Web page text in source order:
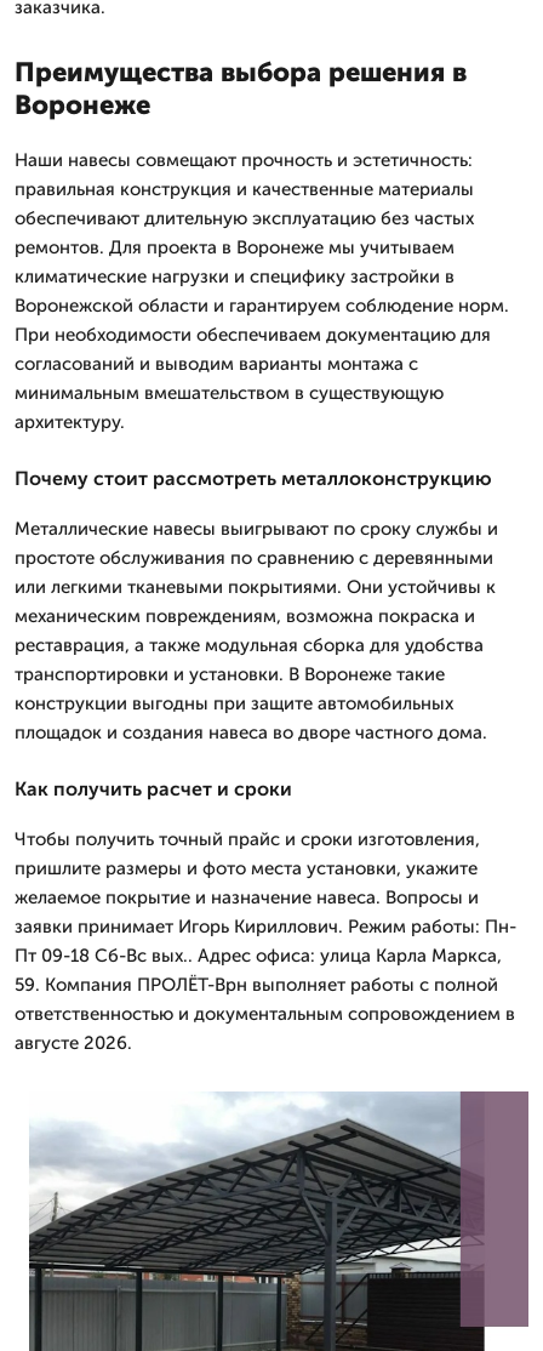
заказчика.
Преимущества выбора решения в
Воронеже
Наши навесы совмещают прочность и эстетичность:
правильная конструкция и качественные материалы
обеспечивают длительную эксплуатацию без частых
ремонтов. Для проекта в Воронеже мы учитываем
климатические нагрузки и специфику застройки в
Воронежской области и гарантируем соблюдение норм.
При необходимости обеспечиваем документацию для
согласований и выводим варианты монтажа с
минимальным вмешательством в существующую
архитектуру.
Почему стоит рассмотреть металлоконструкцию
Металлические навесы выигрывают по сроку службы и
простоте обслуживания по сравнению с деревянными
или легкими тканевыми покрытиями. Они устойчивы к
механическим повреждениям, возможна покраска и
реставрация, а также модульная сборка для удобства
транспортировки и установки. В Воронеже такие
конструкции выгодны при защите автомобильных
площадок и создания навеса во дворе частного дома.
Как получить расчет и сроки
Чтобы получить точный прайс и сроки изготовления,
пришлите размеры и фото места установки, укажите
желаемое покрытие и назначение навеса. Вопросы и
заявки принимает Игорь Кириллович. Режим работы: Пн-
Пт 09-18 Сб-Вс вых.. Адрес офиса: улица Карла Маркса,
59. Компания ПРОЛЁТ-Врн выполняет работы с полной
ответственностью и документальным сопровождением в
августе 2026.